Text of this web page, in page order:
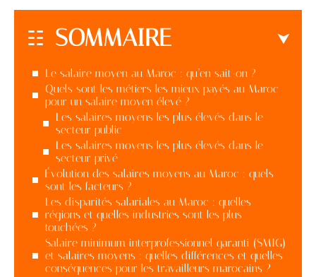
SOMMAIRE
Le salaire moyen au Maroc : qu’en sait-on ?
Quels sont les métiers les mieux payés au Maroc
pour un salaire moyen élevé ?
Les salaires moyens les plus élevés dans le
secteur public
Les salaires moyens les plus élevés dans le
secteur privé
Évolution des salaires moyens au Maroc : quels
sont les facteurs ?
Les disparités salariales au Maroc : quelles
régions et quelles industries sont les plus
touchées ?
Salaire minimum interprofessionnel garanti (SMIG)
et salaires moyens : quelles différences et quelles
conséquences pour les travailleurs marocains ?